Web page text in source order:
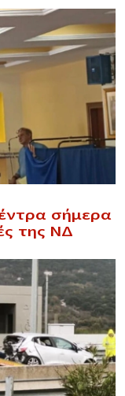
σήμερα
της ΝΔ